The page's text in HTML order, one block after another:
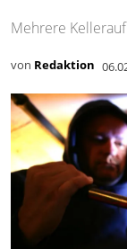
Mehrere
von Redaktion